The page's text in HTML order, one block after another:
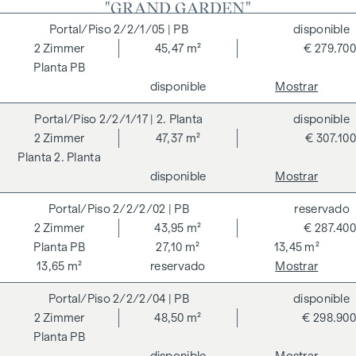
según los criterios del Consejo Alemán de Construcción
Sostenible (DGNB) y se está buscando una verificación de la
sostenible y el bienestar de los futuros residentes son el
centro de los GRAND GARDENS. Las certificaciones
independientes hacen transparente una estrategia holística
de sostenibilidad. El comprador de un condominio
certificado por el DGNB (Consejo Alemán de Construcción
Sostenible) se beneficia de diversas ventajas que abarcan
aspectos ecológicos, económicos y socioculturales. En la
página siguiente encontrará algunas de las principales
ventajas.
COSTES ADICIONALES
En aras del buen orden, nos gustaría señalar que, a menos
que se indique lo contrario en la oferta, se deberá abonar
una comisión al finalizar con éxito la transacción según las
"GRAND GARDEN"
2/2/1/05 | PB
PB
2Zimmer 45,47 m² € 279.700
disponible
disponible
Mostrar
2/2/1/17 | 2. Planta
2. Planta
2Zimmer 47,37 m² € 307.100
disponible
disponible
Mostrar
2/2/2/02 | PB
PB
2Zimmer
43,95 m²
27,10 m²
13,45 m²
13,65 m²
€ 287.400
reservado
reservado
Mostrar
2/2/2/04 | PB
PB
2Zimmer 48,50 m² € 298.900
disponible